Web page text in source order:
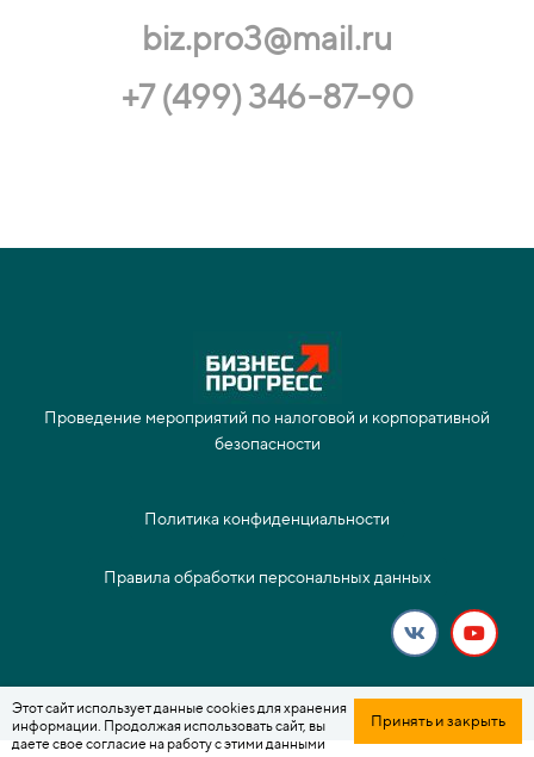
biz.pro3@mail.ru
+7 (499) 346-87-90
Проведение мероприятий по налоговой и корпоративной
безопасности
Политика конфиденциальности
Правила обработки персональных данных
Этот сайт использует данные cookies для хранения
информации. Продолжая использовать сайт, вы
даете свое согласие на работу с этими данными
Принять и закрыть